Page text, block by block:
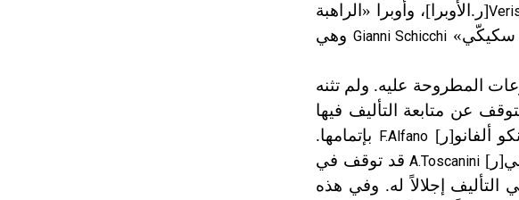
[ر.الأوبرا ]، وأوبرا «الراهبة
سكيكّي» Gianni Schicchi وهي
المطروحة عليه. ولم تثنه
عن متابعة التأليف فيها
ألفانو[ر]F.Alfano بإتمامها.
A.Toscaniniقد توقف في
التأليف إجلالاً له. وفي هذه